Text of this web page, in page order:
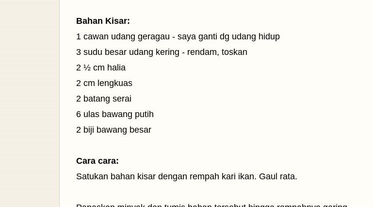
Bahan Kisar:
1 cawan udang geragau - saya ganti dg udang hidup
3 sudu besar udang kering - rendam, toskan
2 ½ cm halia
2 cm lengkuas
2 batang serai
6 ulas bawang putih
2 biji bawang besar
Cara cara:
Satukan bahan kisar dengan rempah kari ikan. Gaul rata.